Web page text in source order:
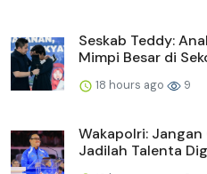
Seskab Teddy:
Mimpi Besar di
18 hours ago 9
Wakapolri:
Jadilah Talenta